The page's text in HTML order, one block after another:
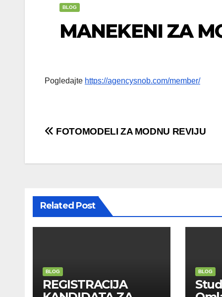
BLOG
MANEKENI ZA
Pogledajte https://agencysnob.com/member/
Post
FOTOMODELI ZA MODNU REVIJU
Related Post
BLOG
REGISTRACIJA
BLOG